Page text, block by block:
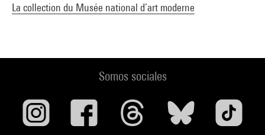
La collection du Musée national d’art moderne
Somos sociales